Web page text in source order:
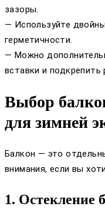
зазоры.
— Используйте
герметичности.
— Можно
вставки и подкрепить
Выбор
для зимней
Балкон — это
внимания, если вы
1. Остекление